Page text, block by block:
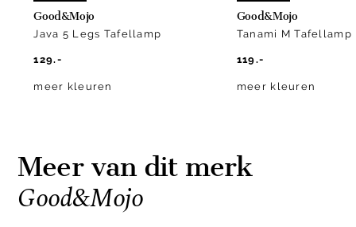
Good&Mojo
Java 5 Legs Tafellamp
129.-
meer kleuren
Good&Mojo
Tanami M Tafellamp
119.-
meer kleuren
Meer van dit merk
Good&Mojo